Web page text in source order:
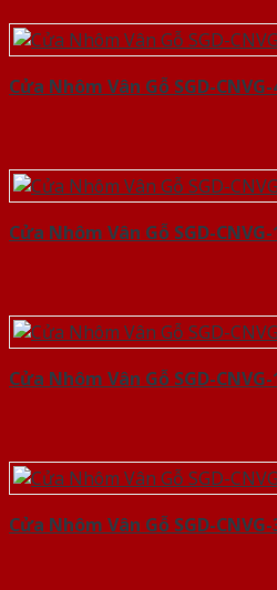
Cửa Nhôm Vân Gỗ SGD-CNVG-
Cửa Nhôm Vân Gỗ SGD-CNVG-
Cửa Nhôm Vân Gỗ SGD-CNVG-
Cửa Nhôm Vân Gỗ SGD-CNVG-